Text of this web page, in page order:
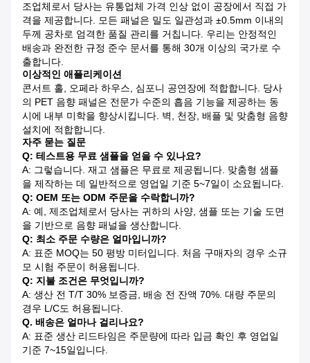
조업체로서 당사는 유통업체 가격 인상 없이 공장에서 직접 가
격을 제공합니다. 모든 패널은 밀도 일관성과 ±0.5mm 이내의
두께 공차로 엄격한 품질 관리를 거칩니다. 우리는 안정적인
배송과 완전한 규정 준수 문서를 통해 30개 이상의 국가로 수
출합니다.
이상적인 애플리케이션
콘서트 홀, 오페라 하우스, 심포니 공연장에 적합합니다. 당사
의 PET 음향 패널은 전문가 수준의 흡음 기능을 제공하는 동
시에 내부 미학을 향상시킵니다. 벽, 천장, 배플 및 맞춤형 음향
설치에 적합합니다.
자주 묻는 질문
Q: 테스트용 무료 샘플을 얻을 수 있나요?
A: 그렇습니다. 재고 샘플은 무료로 제공됩니다. 맞춤형 샘플
을 제작하는 데 일반적으로 영업일 기준 5~7일이 소요됩니다.
Q: OEM 또는 ODM 주문을 수락합니까?
A: 예, 제조업체로서 당사는 귀하의 사양, 샘플 또는 기술 도면
을 기반으로 음향 패널을 생산합니다.
Q: 최소 주문 수량은 얼마입니까?
A: 표준 MOQ는 50 평방 미터입니다. 처음 구매자의 경우 소규
모 시험 주문이 허용됩니다.
Q: 지불 조건은 무엇입니까?
A: 생산 전 T/T 30% 보증금, 배송 전 잔액 70%. 대량 주문의
경우 L/C도 허용됩니다.
Q. 배송은 얼마나 걸리나요?
A: 표준 생산 리드타임은 주문량에 따라 입금 확인 후 영업일
기준 7~15일입니다.